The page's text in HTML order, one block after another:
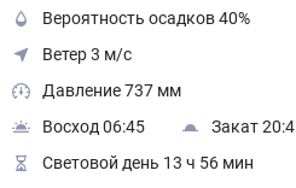
Вероятность осадков 40%
Ветер 3 м/с
Давление 737 мм
Восход 06:45
Закат
Световой день 13 ч 56 мин